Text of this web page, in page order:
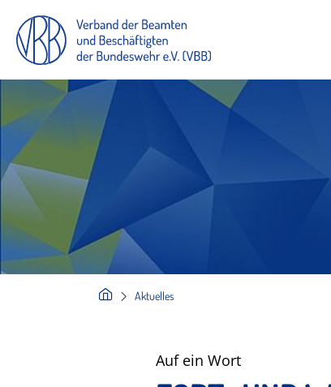
Aktuelles
Auf ein Wort